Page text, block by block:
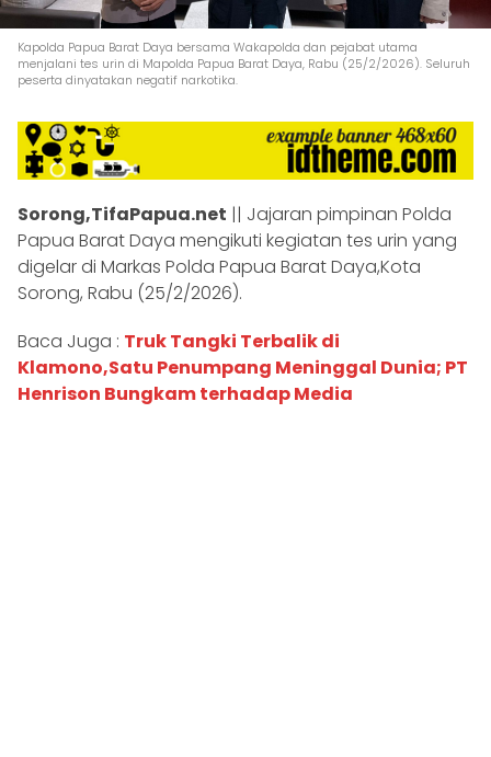
Kapolda Papua Barat Daya bersama Wakapolda dan pejabat utama
menjalani tes urin di Mapolda Papua Barat Daya, Rabu (25/2/2026). Seluruh
peserta dinyatakan negatif narkotika.
Sorong,TifaPapua.net || Jajaran pimpinan Polda
Papua Barat Daya mengikuti kegiatan tes urin yang
digelar di Markas Polda Papua Barat Daya,Kota
Sorong, Rabu (25/2/2026).
Baca Juga : Truk Tangki Terbalik di
Klamono,Satu Penumpang Meninggal Dunia; PT
Henrison Bungkam terhadap Media